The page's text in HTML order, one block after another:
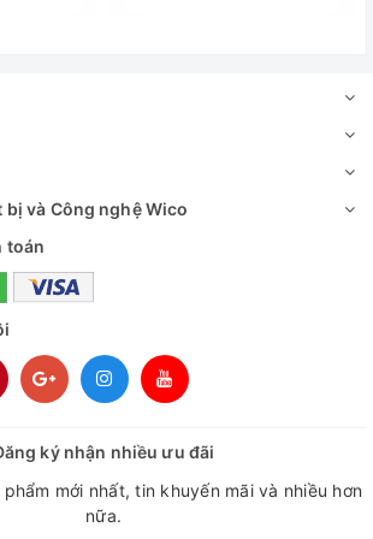
bị và Công nghệ Wico
toán
ký nhận nhiều ưu đãi
mới nhất, tin khuyến mãi và nhiều hơn
nữa.